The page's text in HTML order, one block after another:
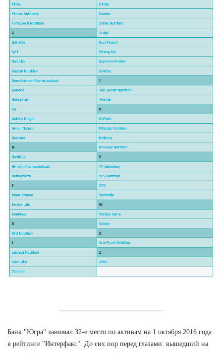
Банк "Югра" занимал 32-е место по активам на 1 октября 2016 года
в рейтинге "Интерфакс". До сих пор перед глазами: вышедший на